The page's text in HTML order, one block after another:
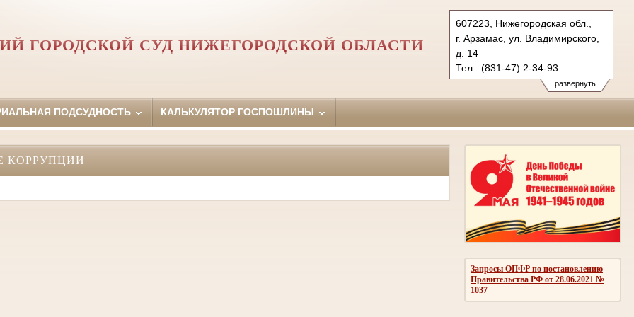
развернуть
607223, Нижегородская обл.,
г. Арзамас, ул. Владимирского,
д. 14
Тел.: (831-47) 2-34-93
arzamassky.nnov@sudrf.ru
ГОРОДСКОЙ СУД НИЖЕГОРОДСКОЙ ОБЛАСТИ
ПОДСУДНОСТЬ КАЛЬКУЛЯТОР ГОСПОШЛИНЫ
Запросы ОПФР по постановлению
Правительства РФ от 28.06.2021 №
1037
КОРРУПЦИИ